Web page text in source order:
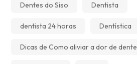
Dentes do Siso Dentista
dentista 24 horas Dentística
Dicas de Como aliviar a dor de dente